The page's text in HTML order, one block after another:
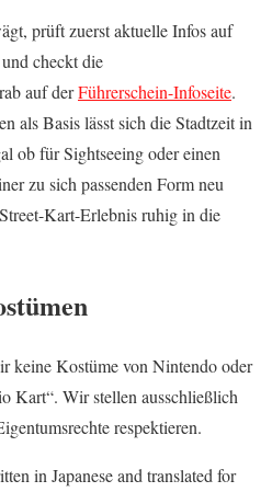
prüft zuerst aktuelle Infos auf
und checkt die
auf derFührerschein-Infoseite.
als Basis lässt sich die Stadtzeit in
ob für Sightseeing oder einen
zu sich passenden Form neu
Kart-Erlebnis ruhig in die
keine Kostüme von Nintendo oder
Kart“. Wir stellen ausschließlich
respektieren.
in Japanese and translated for